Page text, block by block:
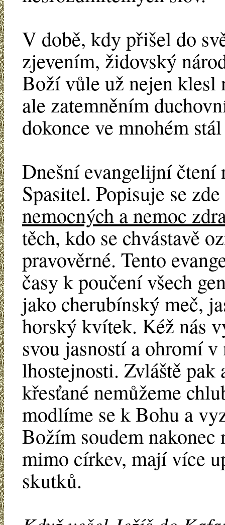
V době, kdy přišel do
zjevením, židovský
Boží vůle už nejen klesl
ale zatemněním
dokonce ve mnohém
Dnešní evangelijní čtení
Spasitel. Popisuje se
nemocných a nemoc
těch, kdo se chvástavě
pravověrné. Tento
časy k poučení všech
jako cherubínský meč,
horský kvítek. Kéž nás
svou jasností a ohromí
lhostejnosti. Zvláště pak
křesťané nemůžeme
modlíme se k Bohu a
Božím soudem
mimo církev, mají více
skutků.